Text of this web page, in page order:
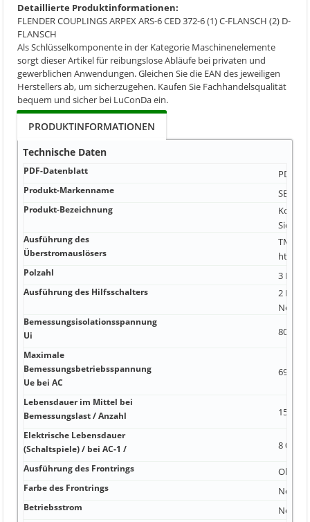
Detaillierte Produktinformationen:
FLENDER COUPLINGS ARPEX ARS-6 CED 372-6 (1) C-FLANSCH (2) D-
FLANSCH
Als Schlüsselkomponente in der Kategorie Maschinenelemente
sorgt dieser Artikel für reibungslose Abläufe bei privaten und
gewerblichen Anwendungen. Gleichen Sie die EAN des jeweiligen
Herstellers ab, um sicherzugehen. Kaufen Sie Fachhandelsqualität
bequem und sicher bei LuConDa ein.
PRODUKTINFORMATIONEN
Technische Daten
PDF-Datenblatt PDF-
Produkt-Markenname
Produkt-Bezeichnung
Ausführung des
Überstromauslösers
TM240
https://
Polzahl 3 Nein
Ausführung des Hilfsschalters
2
Nein
Bemessungsisolationsspannung
Ui
800 V
Maximale
Bemessungsbetriebsspannung
Ue bei AC
690 V
Lebensdauer im Mittel bei
Bemessungslast / Anzahl
15 000
Elektrische Lebensdauer
(Schaltspiele) / bei AC-1 /
8 000
Ausführung des Frontrings Ohne
Farbe des Frontrings Nein
Betriebsstrom Nein